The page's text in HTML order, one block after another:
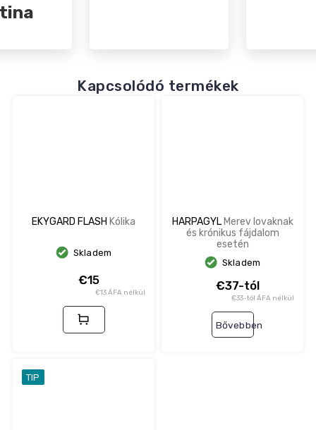
Kapcsolódó termékek
EKYGARD FLASH Kólika
Skladem
€13 ÁFA nélkül
€15
HARPAGYL Merev lovaknak
és krónikus fájdalom
esetén
Skladem
€33-tól ÁFA nélkül
€37-tól
Bővebben
TIP